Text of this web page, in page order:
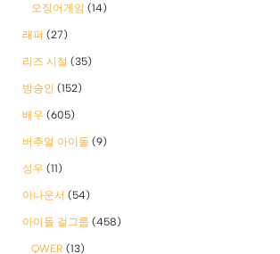
오징어게임 (14)
래퍼 (27)
리즈 시절 (35)
방송인 (152)
배우 (605)
버추얼 아이돌 (9)
성우 (11)
아나운서 (54)
아이돌 걸그룹 (458)
QWER (13)